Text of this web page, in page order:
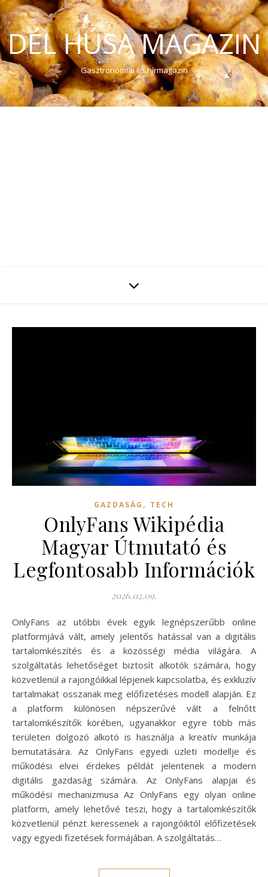
DÉL HÚSA MAGAZIN
Gasztronómiai és hírmagazin
GAZDASÁG , TECH
OnlyFans Wikipédia
Magyar Útmutató és
Legfontosabb Információk
2026.02.09.
OnlyFans az utóbbi évek egyik legnépszerűbb online
platformjává vált, amely jelentős hatással van a digitális
tartalomkészítés és a közösségi média világára. A
szolgáltatás lehetőséget biztosít alkotók számára, hogy
közvetlenül a rajongóikkal lépjenek kapcsolatba, és exkluzív
tartalmakat osszanak meg előfizetéses modell alapján. Ez
a platform különösen népszerűvé vált a felnőtt
tartalomkészítők körében, ugyanakkor egyre több más
területen dolgozó alkotó is használja a kreatív munkája
bemutatására. Az OnlyFans egyedi üzleti modellje és
működési elvei érdekes példát jelentenek a modern
digitális gazdaság számára. Az OnlyFans alapjai és
működési mechanizmusa Az OnlyFans egy olyan online
platform, amely lehetővé teszi, hogy a tartalomkészítők
közvetlenül pénzt keressenek a rajongóiktól előfizetések
vagy egyedi fizetések formájában. A szolgáltatás…